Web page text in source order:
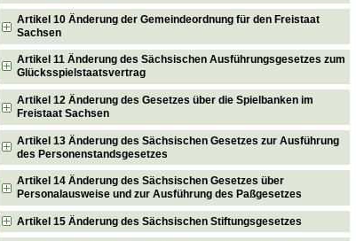
Artikel 10 Änderung der Gemeindeordnung für den Freistaat
Sachsen
Artikel 11 Änderung des Sächsischen Ausführungsgesetzes zum
Glücksspielstaatsvertrag
Artikel 12 Änderung des Gesetzes über die Spielbanken im
Freistaat Sachsen
Artikel 13 Änderung des Sächsischen Gesetzes zur Ausführung
des Personenstandsgesetzes
Artikel 14 Änderung des Sächsischen Gesetzes über
Personalausweise und zur Ausführung des Paßgesetzes
Artikel 15 Änderung des Sächsischen Stiftungsgesetzes